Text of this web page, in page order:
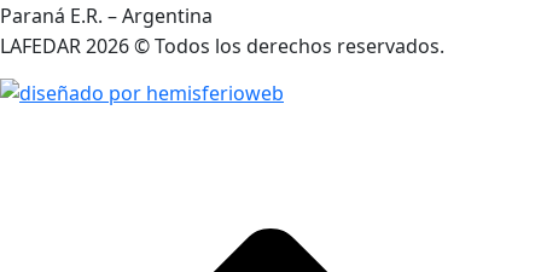
Paraná E.R. – Argentina
LAFEDAR 2026 © Todos los derechos reservados.